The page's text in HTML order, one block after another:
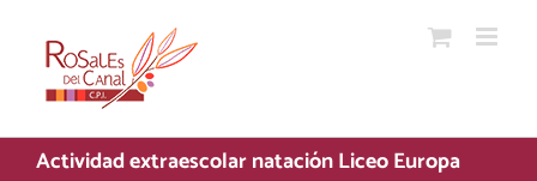
contenido
Actividad extraescolar natación Liceo Europa